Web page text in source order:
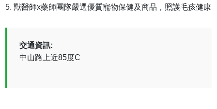
獸醫師x藥師團隊嚴選優質寵物保健及商品，照護毛孩健康
交通資訊:
中山路上近85度C